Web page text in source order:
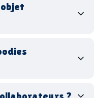
publicitaires
goodies hi-tech
?